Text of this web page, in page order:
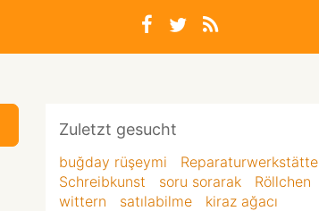
Zuletzt gesucht
buğday rüşeymi
Reparaturwerkstätte
Schreibkunst
soru sorarak
Röllchen
wittern
satılabilme
kiraz ağacı